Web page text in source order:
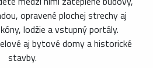
opravené plochej strechy aj
lodžie a vstupný portály.
aj bytové domy a historické
stavby.